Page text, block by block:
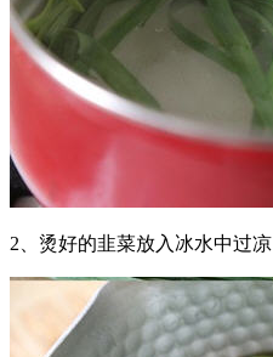
2、烫好的韭菜放入冰水中过凉